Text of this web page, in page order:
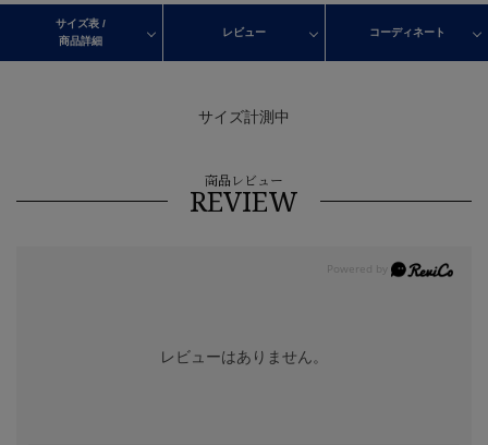
サイズ表 /
商品詳細
レビュー コーディネート
サイズ計測中
商品レビュー
REVIEW
レビューはありません。